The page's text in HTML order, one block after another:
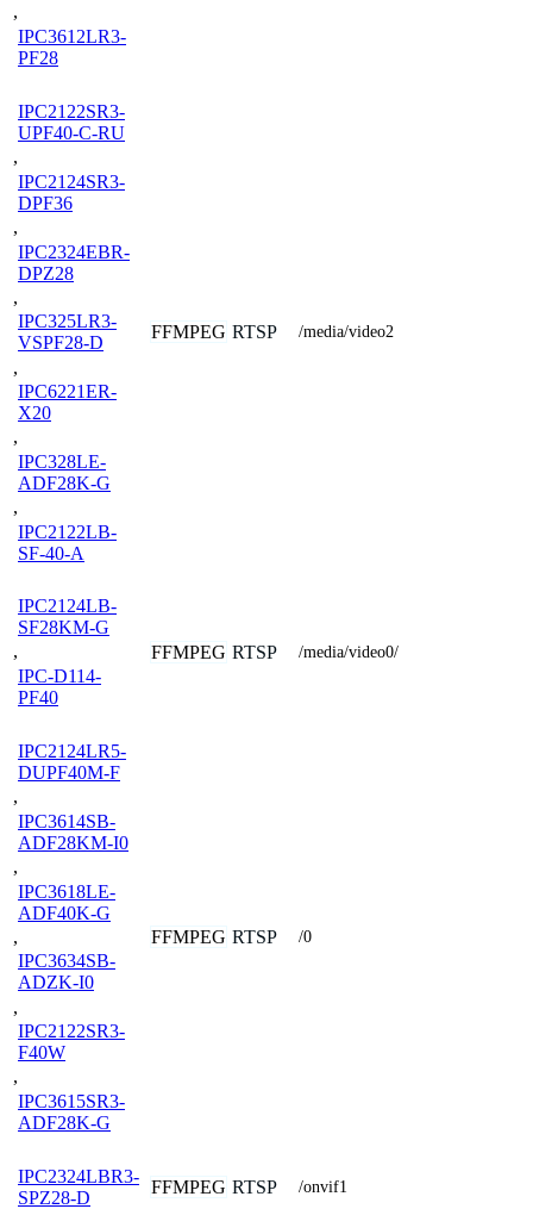
,
IPC3612LR3-
PF28
IPC2122SR3-
UPF40-C-RU
,
IPC2124SR3-
DPF36
,
IPC2324EBR-
DPZ28
,
IPC325LR3-
VSPF28-D
,
IPC6221ER-
X20
,
IPC328LE-
ADF28K-G
,
IPC2122LB-
SF-40-A
FFMPEG RTSP /media/video2
IPC2124LB-
SF28KM-G
,
IPC-D114-
PF40
FFMPEG RTSP /media/video0/
IPC2124LR5-
DUPF40M-F
,
IPC3614SB-
ADF28KM-I0
,
IPC3618LE-
ADF40K-G
,
IPC3634SB-
ADZK-I0
,
IPC2122SR3-
F40W
,
IPC3615SR3-
ADF28K-G
FFMPEG RTSP /0
IPC2324LBR3-
SPZ28-D
FFMPEG RTSP /onvif1